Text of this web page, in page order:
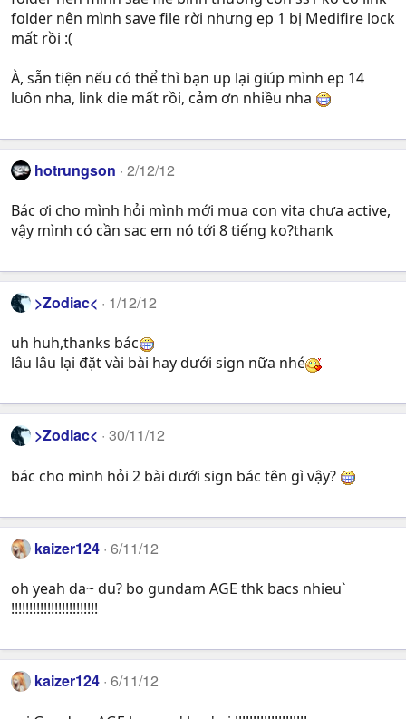
folder nên mình save file rời nhưng ep 1 bị Medifire lock
mất rồi :(
À, sẵn tiện nếu có thể thì bạn up lại giúp mình ep 14
luôn nha, link die mất rồi, cảm ơn nhiều nha
hotrungson 2/12/12
Bác ơi cho mình hỏi mình mới mua con vita chưa active,
vậy mình có cần sac em nó tới 8 tiếng ko?thank
>Zodiac< 1/12/12
uh huh,thanks bác
lâu lâu lại đặt vài bài hay dưới sign nữa nhé
>Zodiac< 30/11/12
bác cho mình hỏi 2 bài dưới sign bác tên gì vậy?
kaizer124 6/11/12
oh yeah da~ du? bo gundam AGE thk bacs nhieu`
!!!!!!!!!!!!!!!!!!!!!!!!
kaizer124 6/11/12